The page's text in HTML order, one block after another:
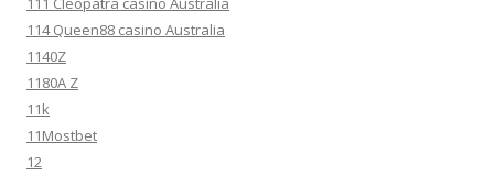
114 Queen88 casino Australia
1140Z
1180A Z
11k
11Mostbet
12